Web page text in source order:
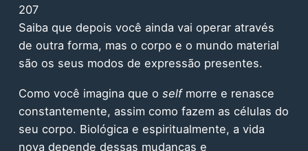
207
Saiba que depois você ainda vai operar através
de outra forma, mas o corpo e o mundo material
são os seus modos de expressão presentes.
Como você imagina que o self morre e renasce
constantemente, assim como fazem as células do
seu corpo. Biológica e espiritualmente, a vida
nova depende dessas mudanças e